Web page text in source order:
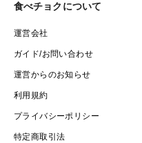
食べチョクについて
運営会社
ガイド/お問い合わせ
運営からのお知らせ
利用規約
プライバシーポリシー
特定商取引法